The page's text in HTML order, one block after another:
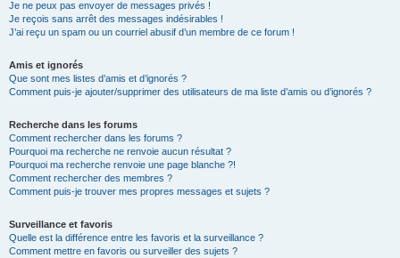
Je ne peux pas envoyer de messages privés !
Je reçois sans arrêt des messages indésirables !
J’ai reçu un spam ou un courriel abusif d’un membre de ce forum !
Amis et ignorés
Que sont mes listes d’amis et d’ignorés ?
Comment puis-je ajouter/supprimer des utilisateurs de ma liste d’amis ou d’ignorés ?
Recherche dans les forums
Comment rechercher dans les forums ?
Pourquoi ma recherche ne renvoie aucun résultat ?
Pourquoi ma recherche renvoie une page blanche ?!
Comment rechercher des membres ?
Comment puis-je trouver mes propres messages et sujets ?
Surveillance et favoris
Quelle est la différence entre les favoris et la surveillance ?
Comment mettre en favoris ou surveiller des sujets ?